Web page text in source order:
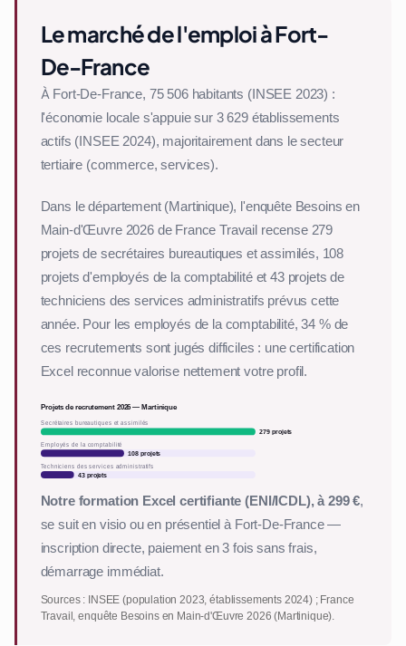
Le marché de l'emploi à Fort-
De-France
À Fort-De-France, 75 506 habitants (INSEE 2023) :
l'économie locale s'appuie sur 3 629 établissements
actifs (INSEE 2024), majoritairement dans le secteur
tertiaire (commerce, services).
Dans le département (Martinique), l'enquête Besoins en
Main-d'Œuvre 2026 de France Travail recense 279
projets de secrétaires bureautiques et assimilés, 108
projets d'employés de la comptabilité et 43 projets de
techniciens des services administratifs prévus cette
année. Pour les employés de la comptabilité, 34 % de
ces recrutements sont jugés difficiles : une certification
Excel reconnue valorise nettement votre profil.
Projets de recrutement 2026 — Martinique
Secrétaires bureautiques et assimilés
279 projets
Employés de la comptabilité
108 projets
Techniciens des services administratifs
43 projets
Notre formation Excel certifiante (ENI/ICDL), à 299 €,
se suit en visio ou en présentiel à Fort-De-France —
inscription directe, paiement en 3 fois sans frais,
démarrage immédiat.
Sources : INSEE (population 2023, établissements 2024) ; France
Travail, enquête Besoins en Main-d'Œuvre 2026 (Martinique).